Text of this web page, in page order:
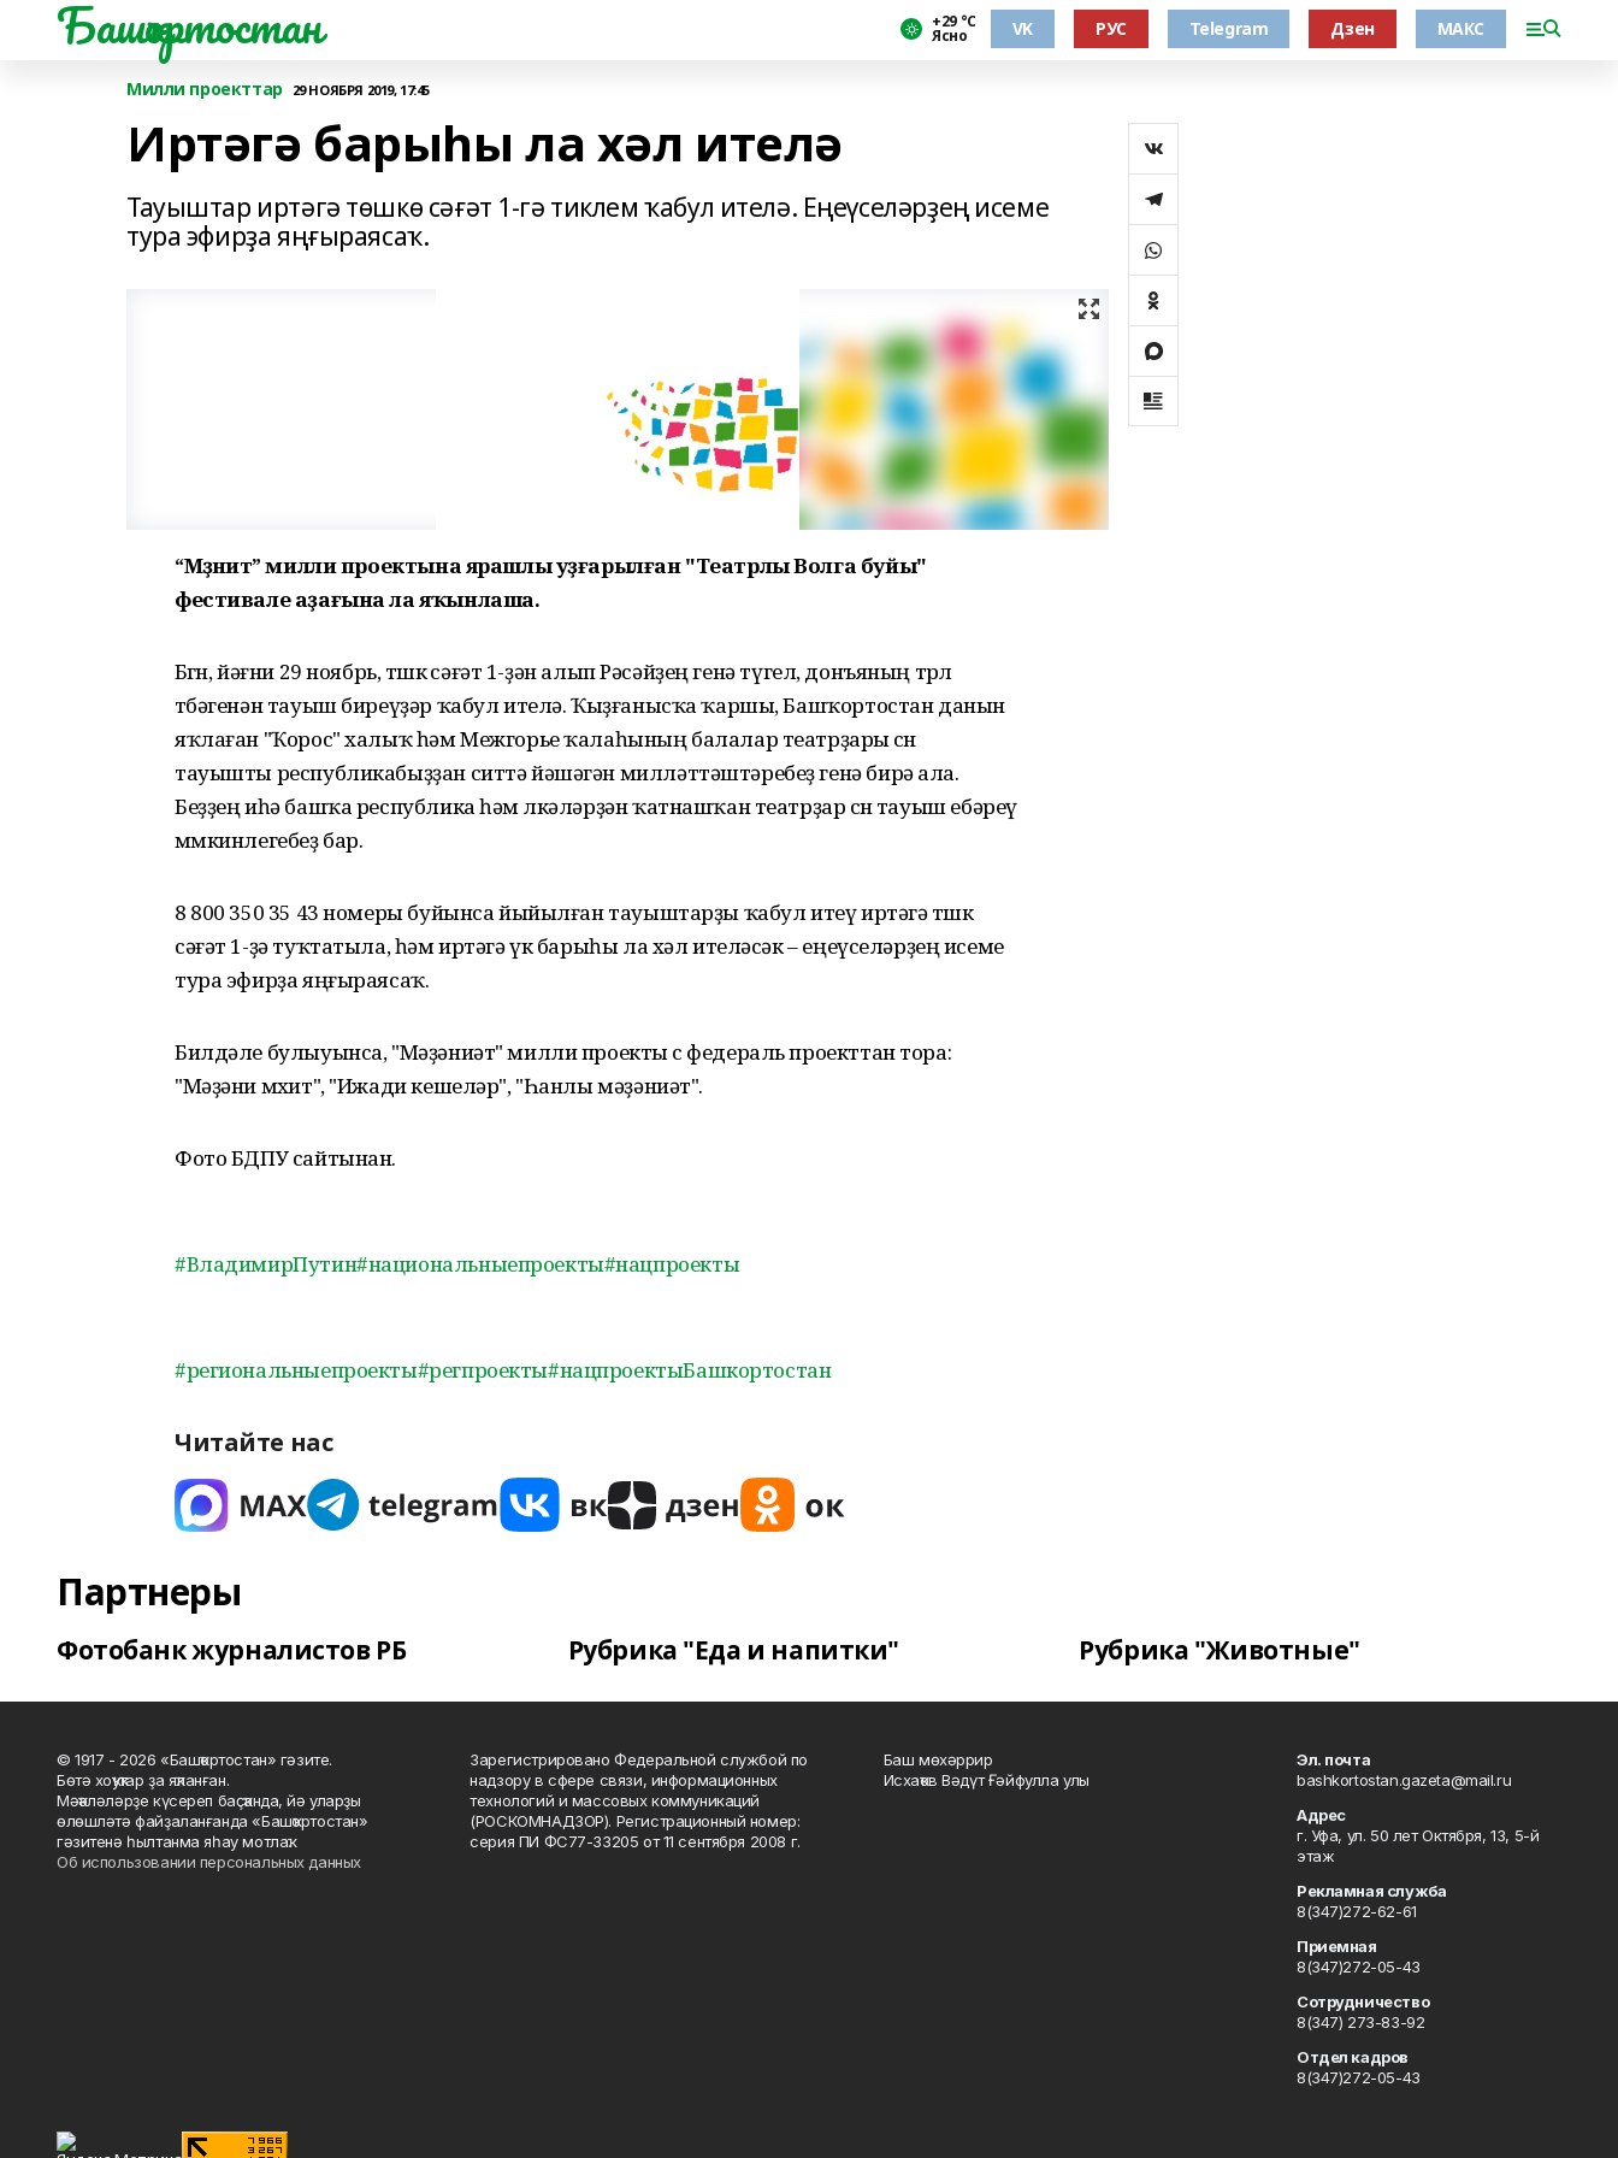
Башҡортостан +29 °С
Ясно VK РУС Telegram Дзен МАКС
Милли проекттар 29 НОЯБРЯ 2019, 17:45
Иртәгә барыһы ла хәл ителә
Тауыштар иртәгә төшкө сәғәт 1-гә тиклем ҡабул ителә. Еңеүселәрҙең исеме
тура эфирҙа яңғыраясаҡ.
“Мәҙәниәт” милли проектына ярашлы уҙғарылған "Театрлы Волга буйы"
фестивале аҙағына ла яҡынлаша.
Бөгөн, йәғни 29 ноябрь, төшкө сәғәт 1-ҙән алып Рәсәйҙең генә түгел, донъяның төрлө
төбәгенән тауыш биреүҙәр ҡабул ителә. Ҡыҙғанысҡа ҡаршы, Башҡортостан данын
яҡлаған "Ҡорос" халыҡ һәм Межгорье ҡалаһының балалар театрҙары өсөн
тауышты республикабыҙҙан ситтә йәшәгән милләттәштәребеҙ генә бирә ала.
Беҙҙең иһә башҡа республика һәм өлкәләрҙән ҡатнашҡан театрҙар өсөн тауыш ебәреү
мөмкинлегебеҙ бар.
8 800 350 35 43 номеры буйынса йыйылған тауыштарҙы ҡабул итеү иртәгә төшкө
сәғәт 1-ҙә туҡтатыла, һәм иртәгә үк барыһы ла хәл ителәсәк – еңеүселәрҙең исеме
тура эфирҙа яңғыраясаҡ.
Билдәле булыуынса, "Мәҙәниәт" милли проекты өс федераль проекттан тора:
"Мәҙәни мөхит", "Ижади кешеләр", "Һанлы мәҙәниәт".
Фото БДПУ сайтынан.
#ВладимирПутин#национальныепроекты#нацпроекты
#региональныепроекты#регпроекты#нацпроектыБашкортостан
Читайте нас
Партнеры
Фотобанк журналистов РБ Рубрика "Еда и напитки" Рубрика "Животные"
© 1917 - 2026 «Башҡортостан» гәзите.
Бөтә хоҡуҡтар ҙа яҡланған.
Мәҡәләләрҙе күсереп баҫҡанда, йә уларҙы
өлөшләтә файҙаланғанда «Башҡортостан»
гәзитенә һылтанма яһау мотлаҡ.
Об использовании персональных данных
Зарегистрировано Федеральной службой по
надзору в сфере связи, информационных
технологий и массовых коммуникаций
(РОСКОМНАДЗОР). Регистрационный номер:
серия ПИ ФС77-33205 от 11 сентября 2008 г.
Баш мөхәррир
Исхаҡов Вәдүт Ғәйфулла улы
Эл. почта
bashkortostan.gazeta@mail.ru
Адрес
г. Уфа, ул. 50 лет Октября, 13, 5-й
этаж
Рекламная служба
8(347)272-62-61
Приемная
8(347)272-05-43
Сотрудничество
8(347) 273-83-92
Отдел кадров
8(347)272-05-43